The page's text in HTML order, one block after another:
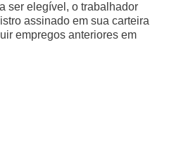
ser elegível, o trabalhador
assinado em sua carteira
empregos anteriores em